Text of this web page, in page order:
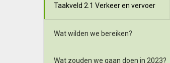
Taakveld 2.1 Verkeer en vervoer
Wat wilden we bereiken?
Wat zouden we gaan doen in 2023?